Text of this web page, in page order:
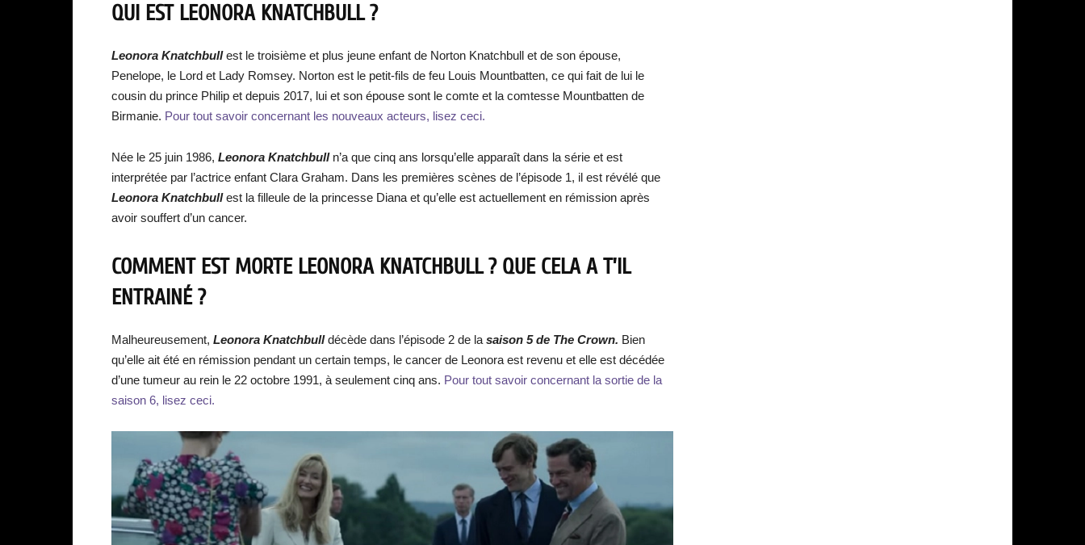
QUI EST LEONORA KNATCHBULL ?
Leonora Knatchbullest le troisième et plus jeune enfant de Norton Knatchbull et de son épouse,
Penelope, le Lord et Lady Romsey. Norton est le petit-fils de feu Louis Mountbatten, ce qui fait de lui le
cousin du prince Philip et depuis 2017, lui et son épouse sont le comte et la comtesse Mountbatten de
Birmanie. Pour tout savoir concernant les nouveaux acteurs, lisez ceci.
Née le 25 juin 1986, Leonora Knatchbulln’a que cinq ans lorsqu’elle apparaît dans la série et est
interprétée par l’actrice enfant Clara Graham. Dans les premières scènes de l’épisode 1, il est révélé que
Leonora Knatchbullest la filleule de la princesse Diana et qu’elle est actuellement en rémission après
avoir souffert d’un cancer.
COMMENT EST MORTE LEONORA KNATCHBULL ? QUE CELA A T’IL
ENTRAINÉ ?
Malheureusement, Leonora Knatchbulldécède dans l’épisode 2 de la saison 5 de The Crown. Bien
qu’elle ait été en rémission pendant un certain temps, le cancer de Leonora est revenu et elle est décédée
d’une tumeur au rein le 22 octobre 1991, à seulement cinq ans. Pour tout savoir concernant la sortie de la
saison 6, lisez ceci.